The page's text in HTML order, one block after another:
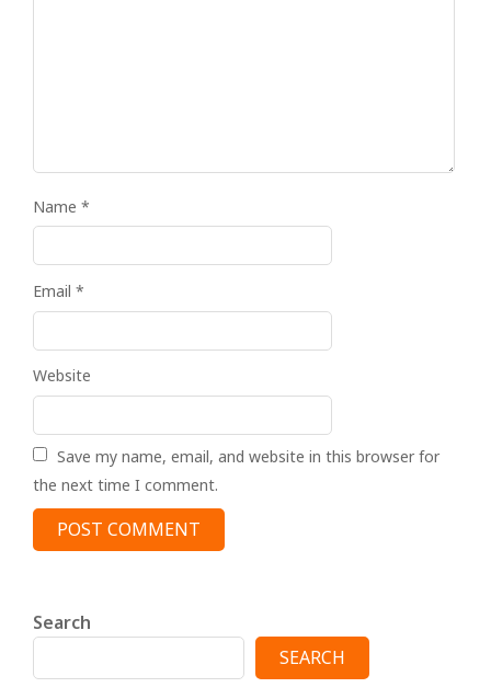
Name *
Email *
Website
Save my name, email, and website in this browser for
the next time I comment.
Search
SEARCH